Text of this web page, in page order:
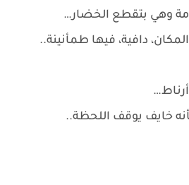
وهي بتقطع الخضار…
دافية، فيها طمأنينة..
خايف يوقف اللحظة..